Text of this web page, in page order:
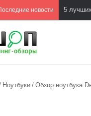
новости 5
Ноутбуки / Обзор ноутбука